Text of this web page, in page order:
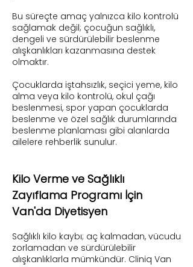
Bu süreçte amaç yalnızca kilo kontrolü
sağlamak değil; çocuğun sağlıklı,
dengeli ve sürdürülebilir beslenme
alışkanlıkları kazanmasına destek
olmaktır.
Çocuklarda iştahsızlık, seçici yeme, kilo
alma veya kilo kontrolü, okul çağı
beslenmesi, spor yapan çocuklarda
beslenme ve özel sağlık durumlarında
beslenme planlaması gibi alanlarda
ailelere rehberlik sunulur.
Kilo Verme ve Sağlıklı
Zayıflama Programı İçin
Van'da Diyetisyen
Sağlıklı kilo kaybı; aç kalmadan, vücudu
zorlamadan ve sürdürülebilir
alışkanlıklarla mümkündür. Cliniq Van